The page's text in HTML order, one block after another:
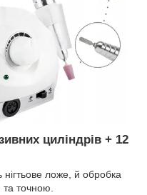
циліндрів + 12
ложе, й обробка
точною.